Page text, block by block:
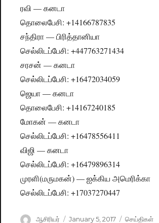
ரவி — கனடா
தொலைபேசி: +14166787835
சந்திரா — பிரித்தானியா
செல்லிடப்பேசி: +447763271434
சரசன் — கனடா
செல்லிடப்பேசி: +16472034059
ஜெயா — கனடா
தொலைபேசி: +14167240185
மோகன் — கனடா
செல்லிடப்பேசி: +16478556411
விஜி — கனடா
செல்லிடப்பேசி: +16479896314
முரளி(மருமகன்) — ஐக்கிய அமெரிக்கா
செல்லிடப்பேசி: +17037270447
Author
ஆசிரியர் Posted
January 5, 2017 Categories
செய்திகள்